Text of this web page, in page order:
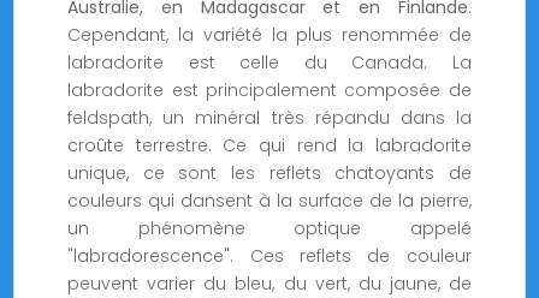
Australie, en Madagascar et en Finlande.
Cependant, la variété la plus renommée de
labradorite est celle du Canada. La
labradorite est principalement composée de
feldspath, un minéral très répandu dans la
croûte terrestre. Ce qui rend la labradorite
unique, ce sont les reflets chatoyants de
couleurs qui dansent à la surface de la pierre,
un phénomène optique appelé
"labradorescence". Ces reflets de couleur
peuvent varier du bleu, du vert, du jaune, de